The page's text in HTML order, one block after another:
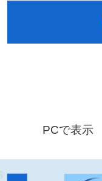
PCで表示